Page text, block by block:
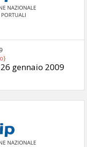
gennaio 2009